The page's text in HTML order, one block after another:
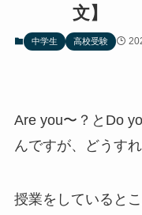
文】
中学生 高校受験
Are you〜？とDo
んですが、どうす
授業をしていると